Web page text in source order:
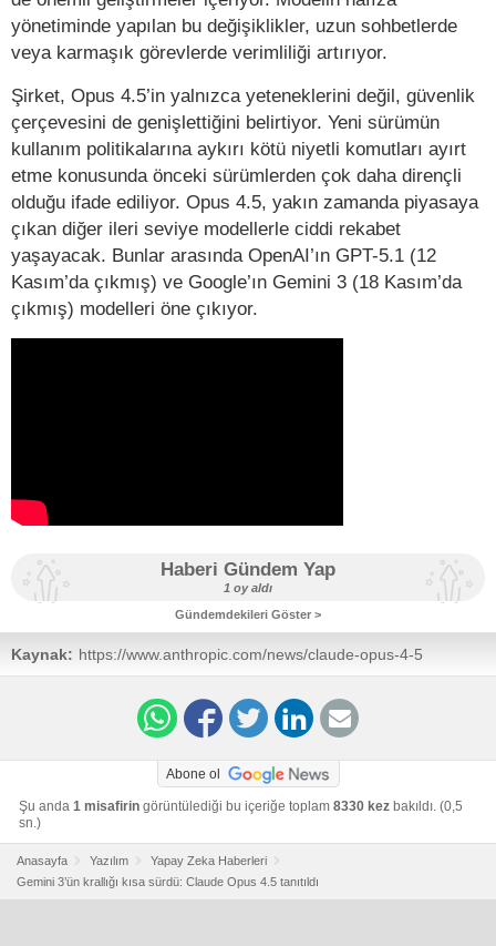
yönetiminde yapılan bu değişiklikler, uzun sohbetlerde
veya karmaşık görevlerde verimliliği artırıyor.
Şirket, Opus 4.5’in yalnızca yeteneklerini değil, güvenlik
çerçevesini de genişlettiğini belirtiyor. Yeni sürümün
kullanım politikalarına aykırı kötü niyetli komutları ayırt
etme konusunda önceki sürümlerden çok daha dirençli
olduğu ifade ediliyor. Opus 4.5, yakın zamanda piyasaya
çıkan diğer ileri seviye modellerle ciddi rekabet
yaşayacak. Bunlar arasında OpenAI’ın GPT-5.1 (12
Kasım’da çıkmış) ve Google’ın Gemini 3 (18 Kasım’da
çıkmış) modelleri öne çıkıyor.
Haberi Gündem Yap
1 oy aldı
Gündemdekileri Göster >
Kaynak: https://www.anthropic.com/news/claude-opus-4-5
Abone ol
Şu anda 1 misafirin görüntülediği bu içeriğe toplam 8330 kez bakıldı. (0,5
sn.)
Anasayfa Yazılım
Yapay Zeka Haberleri
Gemini 3’ün krallığı kısa sürdü: Claude Opus 4.5 tanıtıldı